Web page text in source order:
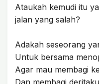
Ataukah kemudi itu
jalan yang salah?
Adakah seseorang
Untuk bersama
Agar mau membagi
Dan membagi deritaku